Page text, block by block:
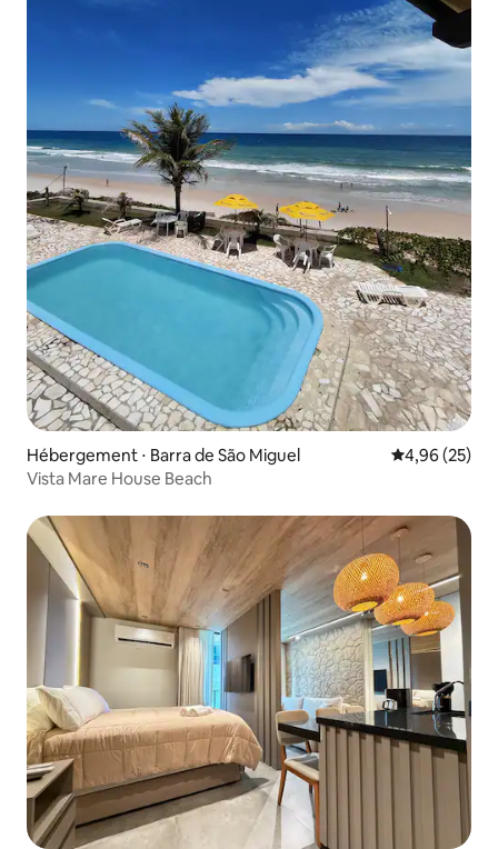
Hébergement ⋅ Barra de São Miguel Évaluation
4,96 (25)
Vista Mare House Beach